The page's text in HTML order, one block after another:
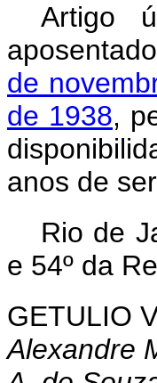
Artigo
de
de 1938,
anos de
Rio de
e 54º da
GETULIO
Alexandre